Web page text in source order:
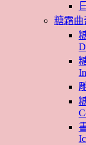
糖霜曲